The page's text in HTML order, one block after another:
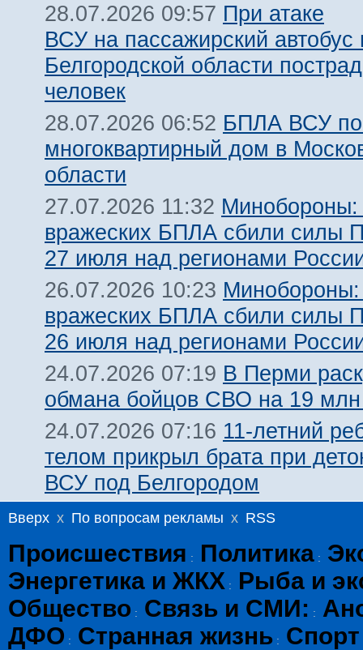
28.07.2026 09:57 При атаке
ВСУ на пассажирский автобус
Белгородской области
человек
28.07.2026 06:52 БПЛА ВСУ
многоквартирный дом в
области
27.07.2026 11:32 Минобороны:
вражеских БПЛА сбили силы
27 июля над регионами
26.07.2026 10:23
вражеских БПЛА сбили силы
26 июля над регионами
24.07.2026 07:19 В Перми
обмана бойцов СВО на 19 млн
24.07.2026 07:16 11-летний
телом прикрыл брата при
ВСУ под Белгородом
Вверх x По вопросам рекламы x RSS
Происшествия : Политика :
Энергетика и ЖКХ :
Рыба и
Общество : Связь и СМИ: :
ДФО : Странная жизнь : Спорт